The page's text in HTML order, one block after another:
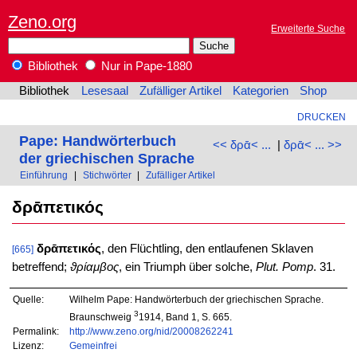
Zeno.org Erweiterte Suche
Bibliothek
Nur in Pape-1880
Bibliothek
Lesesaal Zufälliger Artikel Kategorien Shop
DRUCKEN
<< δρᾱ< ... | δρᾱ< ... >>
Pape: Handwörterbuch
der griechischen Sprache
Einführung Stichwörter Zufälliger Artikel
δρᾱπετικός
[665] δρᾱπετικός, den Flüchtling, den entlaufenen Sklaven
betreffend; ϑρίαμβος, ein Triumph über solche, Plut. Pomp. 31.
Quelle:
Wilhelm Pape: Handwörterbuch der griechischen Sprache.
Braunschweig 31914, Band 1, S. 665.
Permalink:
http://www.zeno.org/nid/20008262241
Lizenz:
Gemeinfrei